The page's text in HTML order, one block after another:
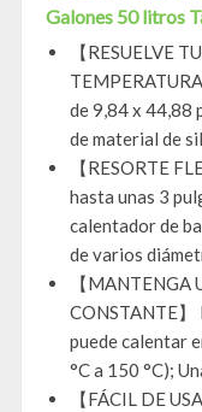
Galones 50 litros
【RESUELVE
de 9,84 x 44,88
de material de
【RESORTE
hasta unas 3
calentador de
de varios
【MANTENGA
CONSTANTE
puede calentar
°C a 150 °C);
【FÁCIL DE